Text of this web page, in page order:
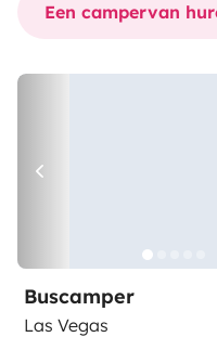
Een campervan
Buscamper
Las Vegas